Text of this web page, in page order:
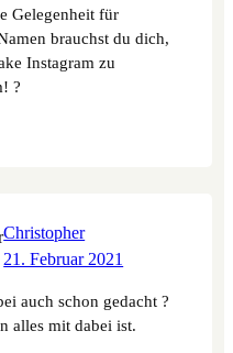
Gelegenheit für
brauchst du dich,
Instagram zu
?
Christopher
21. Februar 2021
auch schon gedacht ?
alles mit dabei ist.